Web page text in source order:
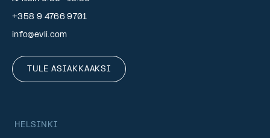
+358 9 4766 9701
info@evli.com
TULE ASIAKKAAKSI
HELSINKI